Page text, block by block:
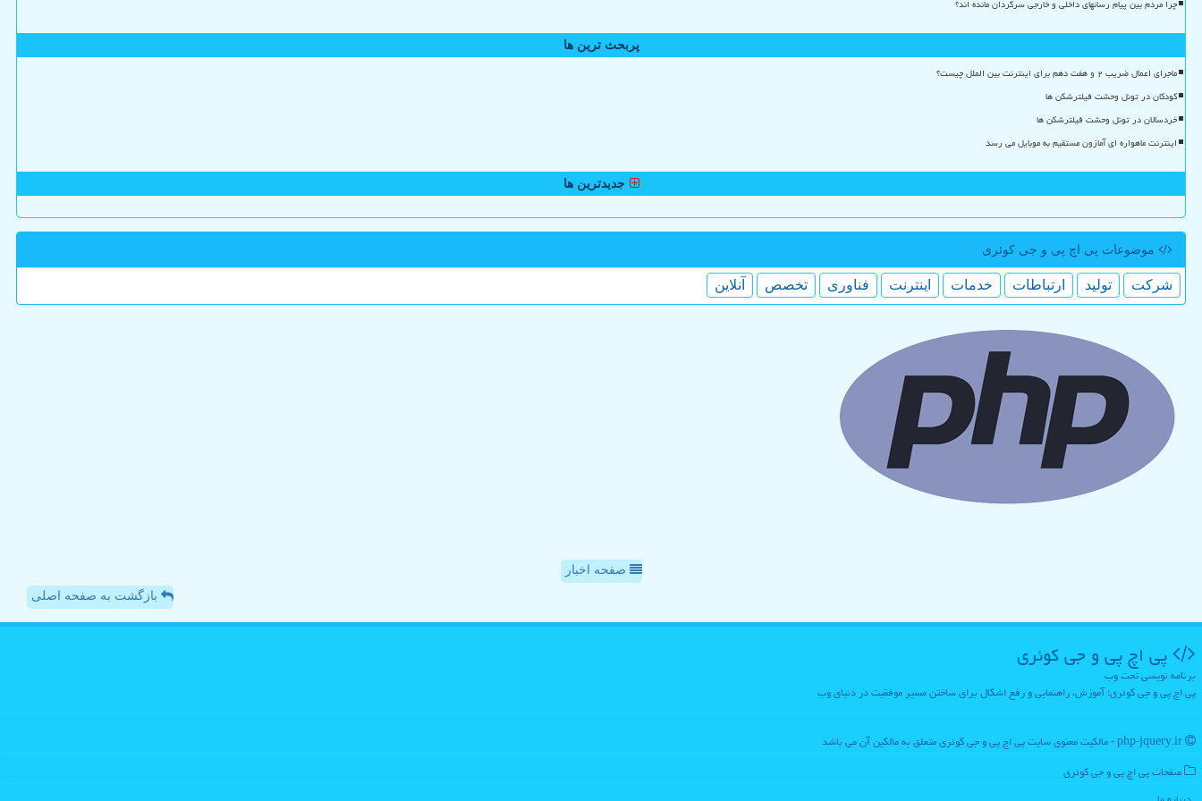
چرا مردم بین پیام رسانهای داخلی و خارجی سرگردان مانده اند؟
پربحث ترین ها
ماجرای اعمال ضریب ۲ و هفت دهم برای اینترنت بین الملل چیست؟
کودکان در تونل وحشت فیلترشکن ها
خردسالان در تونل وحشت فیلترشکن ها
اینترنت ماهواره ای آمازون مستقیم به موبایل می رسد
جدیدترین ها
موضوعات پی اچ پی و جی كوئری
شركت تولید ارتباطات خدمات اینترنت فناوری تخصص آنلاین
صفحه اخبار
بازگشت به صفحه اصلی
پی اچ پی و جی كوئری
برنامه نویسی تحت وب
پی اچ پی و جی کوئری؛ آموزش، راهنمایی و رفع اشکال برای ساختن مسیر موفقیت در دنیای وب
صفحات پی اچ پی و جی كوئری